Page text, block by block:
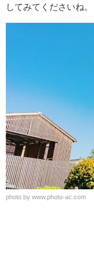
してみてくださいね。
photo by www.photo-ac.com